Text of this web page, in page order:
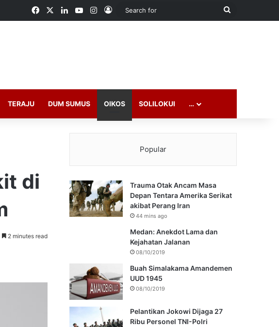
FacebookLinkedInYouTubeInstagram
Log In
Search
TERAJU DUM SUMUS OIKOS SOLILOKUI …
di
2 minutes read
Popular
Trauma Otak Ancam Masa
Depan Tentara Amerika Serikat
akibat Perang Iran
44 mins ago
Medan: Anekdot Lama dan
Kejahatan Jalanan
08/10/2019
Buah Simalakama Amandemen
UUD 1945
08/10/2019
Pelantikan Jokowi Dijaga 27
Ribu Personel TNI-Polri